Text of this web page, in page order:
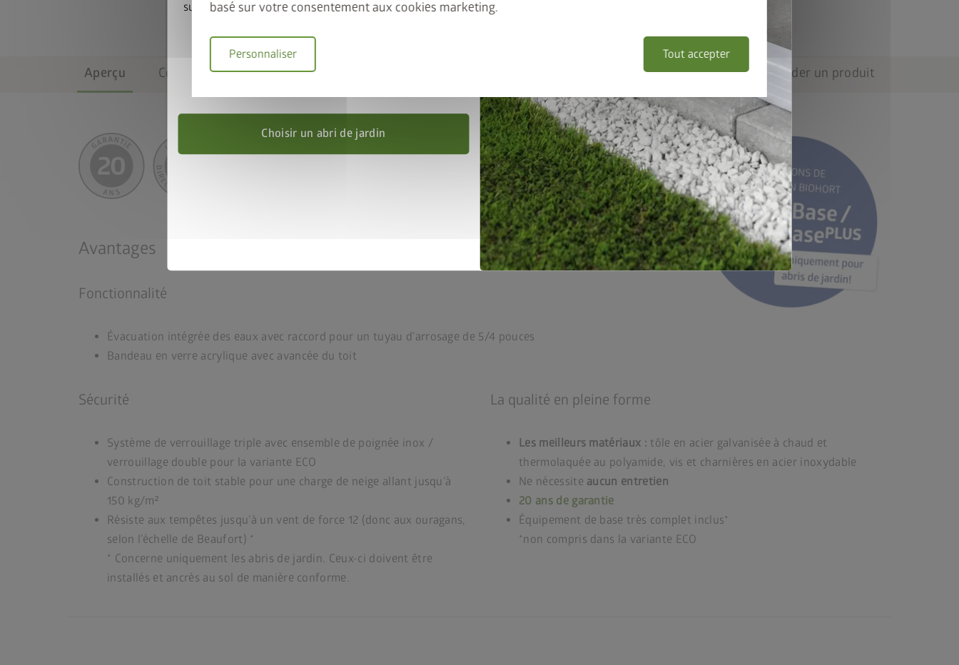
basé sur votre consentement aux cookies marketing.
Tout accepter
Personnaliser
Aperçu Couleurs & tailles Équipement de base Détails techniques Demander un produit
Avantages
Fonctionnalité
Évacuation intégrée des eaux avec raccord pour un tuyau d’arrosage de 5/4 pouces
Bandeau en verre acrylique avec avancée du toit
Sécurité
Système de verrouillage triple avec ensemble de poignée inox /
verrouillage double pour la variante ECO
Construction de toit stable pour une charge de neige allant jusqu’à
150 kg/m²
Résiste aux tempêtes jusqu’à un vent de force 12 (donc aux ouragans,
selon l’échelle de Beaufort) *
* Concerne uniquement les abris de jardin. Ceux-ci doivent être
installés et ancrés au sol de manière conforme.
La qualité en pleine forme
Les meilleurs matériaux : tôle en acier galvanisée à chaud et
thermolaquée au polyamide, vis et charnières en acier inoxydable
Ne nécessite aucun entretien
20 ans de garantie
Équipement de base très complet inclus*
*non compris dans la variante ECO
sur le cadre de sol assorti. Ajoutez l’abri de jardin et le
promotionnel
Choisir un abri de jardin